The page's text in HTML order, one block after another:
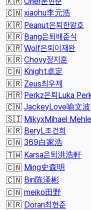
🇨🇳 xiaohu李元浩
🇰🇷 Peanut은퇴 한왕호
🇰🇷 Bang은퇴 배준식
🇰🇷 Wolf은퇴 이재완
🇰🇷 Chovy정지훈
🇨🇳 Knight卓定
🇰🇷 Zeus최우제
🇭🇷 Perkz은퇴 Luka
🇨🇳 JackeyLove喻文波
🇸🇮 MikyxMihael Mehle
🇰🇷 BeryL조건희
🇨🇳 369白家浩
🇹🇼 Karsa은퇴 洪浩軒
🇨🇳 Ming史森明
🇨🇳 Bin陈泽彬
🇨🇳 meiko田野
🇰🇷 Doran최현준